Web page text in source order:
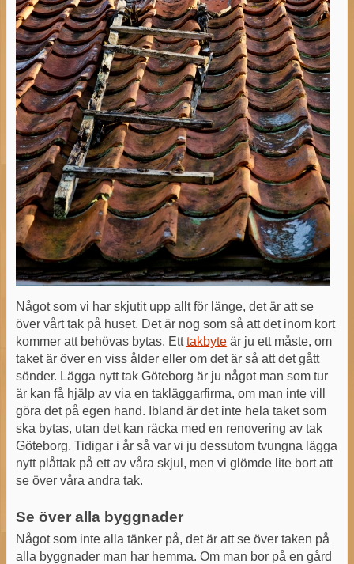
Något som vi har skjutit upp allt för länge, det är att se
över vårt tak på huset. Det är nog som så att det inom kort
kommer att behövas bytas. Etttakbyteär ju ett måste, om
taket är över en viss ålder eller om det är så att det gått
sönder. Lägga nytt tak Göteborg är ju något man som tur
är kan få hjälp av via en takläggarfirma, om man inte vill
göra det på egen hand. Ibland är det inte hela taket som
ska bytas, utan det kan räcka med en renovering av tak
Göteborg. Tidigar i år så var vi ju dessutom tvungna lägga
nytt plåttak på ett av våra skjul, men vi glömde lite bort att
se över våra andra tak.
Se över alla byggnader
Något som inte alla tänker på, det är att se över taken på
alla byggnader man har hemma. Om man bor på en gård